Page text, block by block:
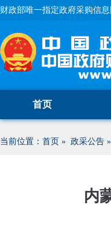
财政部唯一指定政府采购信
首页
当前位置： 首页 » 政采公告 »
内